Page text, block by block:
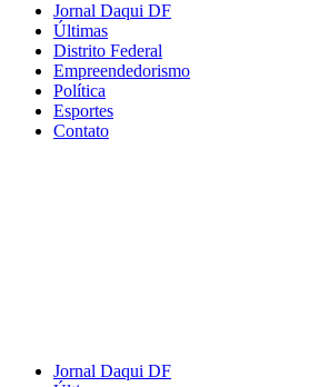
Jornal Daqui DF
Últimas
Distrito Federal
Empreendedorismo
Política
Esportes
Contato
Jornal Daqui DF